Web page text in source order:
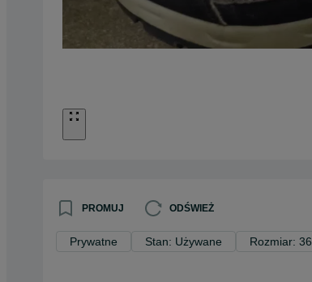
PROMUJ ODŚWIEŻ
Prywatne Stan: Używane Rozmiar: 36